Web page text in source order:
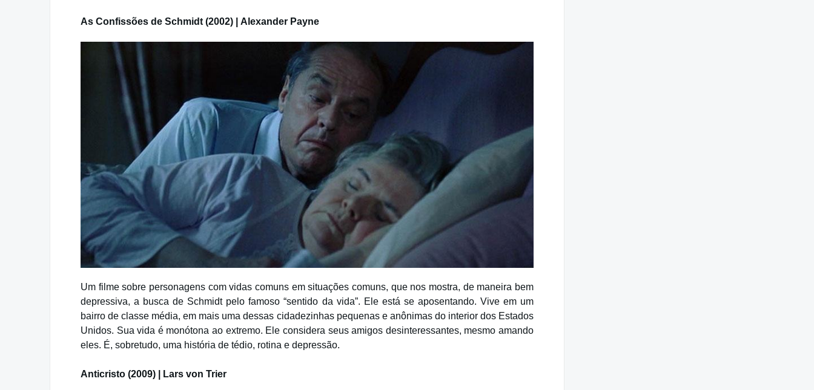
As Confissões de Schmidt (2002) | Alexander Payne
Um filme sobre personagens com vidas comuns em situações comuns, que nos mostra, de maneira bem
depressiva, a busca de Schmidt pelo famoso “sentido da vida”. Ele está se aposentando. Vive em um
bairro de classe média, em mais uma dessas cidadezinhas pequenas e anônimas do interior dos Estados
Unidos. Sua vida é monótona ao extremo. Ele considera seus amigos desinteressantes, mesmo amando
eles. É, sobretudo, uma história de tédio, rotina e depressão.
Anticristo (2009) | Lars von Trier